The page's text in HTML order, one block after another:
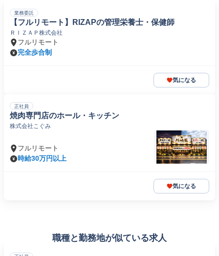
業務委託
【フルリモート】RIZAPの管理栄養士・保健師
ＲＩＺＡＰ株式会社
フルリモート
完全歩合制
気になる
正社員
焼肉専門店のホール・キッチン
株式会社こぐみ
フルリモート
時給30万円以上
気になる
職種と勤務地が似ている求人